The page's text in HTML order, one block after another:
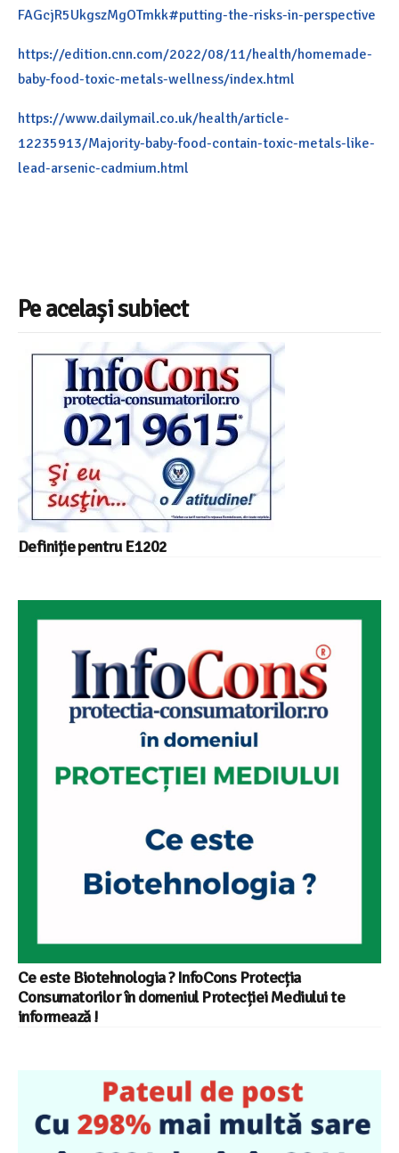
FAGcjR5UkgszMgOTmkk#putting-the-risks-in-perspective
https://edition.cnn.com/2022/08/11/health/homemade-
baby-food-toxic-metals-wellness/index.html
https://www.dailymail.co.uk/health/article-
12235913/Majority-baby-food-contain-toxic-metals-like-
lead-arsenic-cadmium.html
Pe același subiect
Definiție pentru E1202
Ce este Biotehnologia ? InfoCons Protecția
Consumatorilor în domeniul Protecției Mediului te
informează !